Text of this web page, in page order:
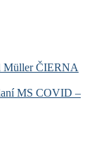
Müller ČIERNA
MS COVID –